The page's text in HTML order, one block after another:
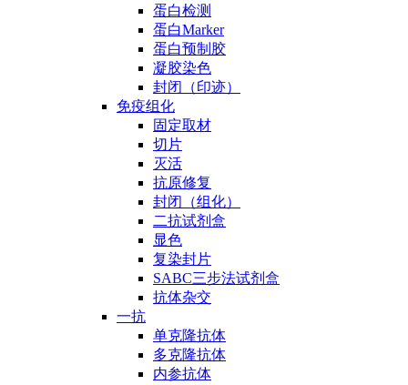
蛋白检测
蛋白Marker
蛋白预制胶
凝胶染色
封闭（印迹）
免疫组化
固定取材
切片
灭活
抗原修复
封闭（组化）
二抗试剂盒
显色
复染封片
SABC三步法试剂盒
抗体杂交
一抗
单克隆抗体
多克隆抗体
内参抗体